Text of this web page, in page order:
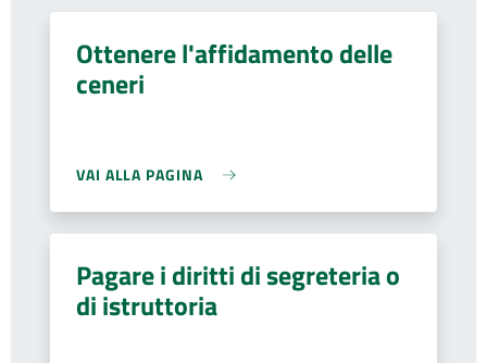
Ottenere l'affidamento delle
ceneri
VAI ALLA PAGINA
Pagare i diritti di segreteria o
di istruttoria